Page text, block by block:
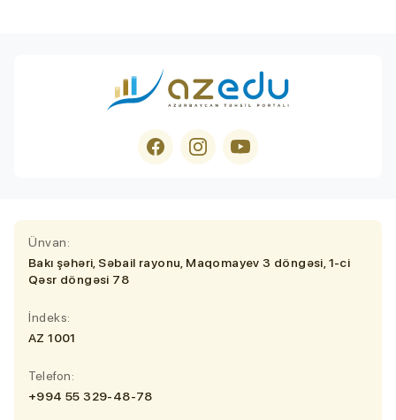
Ünvan:
Bakı şəhəri, Səbail rayonu, Maqomayev 3 döngəsi, 1-ci
Qəsr döngəsi 78
İndeks:
AZ 1001
Telefon:
+994 55 329-48-78